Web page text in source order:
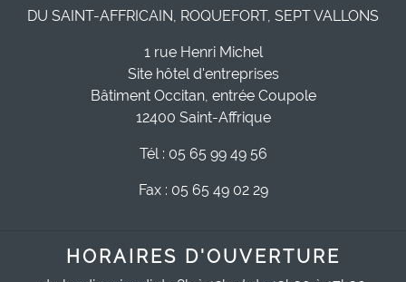
DU SAINT-AFFRICAIN, ROQUEFORT, SEPT VALLONS
1 rue Henri Michel
Site hôtel d'entreprises
Bâtiment Occitan, entrée Coupole
12400 Saint-Affrique
Tél : 05 65 99 49 56
Fax : 05 65 49 02 29
HORAIRES D'OUVERTURE